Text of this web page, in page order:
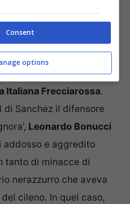
la reazione di Allegri
a pochi giorni da quello
Milano, durante la finale
Italiana Frecciarossa.
di Sanchez il difensore
Leonardo Bonucci
addosso e aggredito
tanto di minacce di
nerazzurro che aveva
cileno. In quel caso,
Consent
options